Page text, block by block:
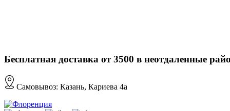
Бесплатная доставка от 3500 в неотдаленные
Самовывоз: Казань, Кариева 4а